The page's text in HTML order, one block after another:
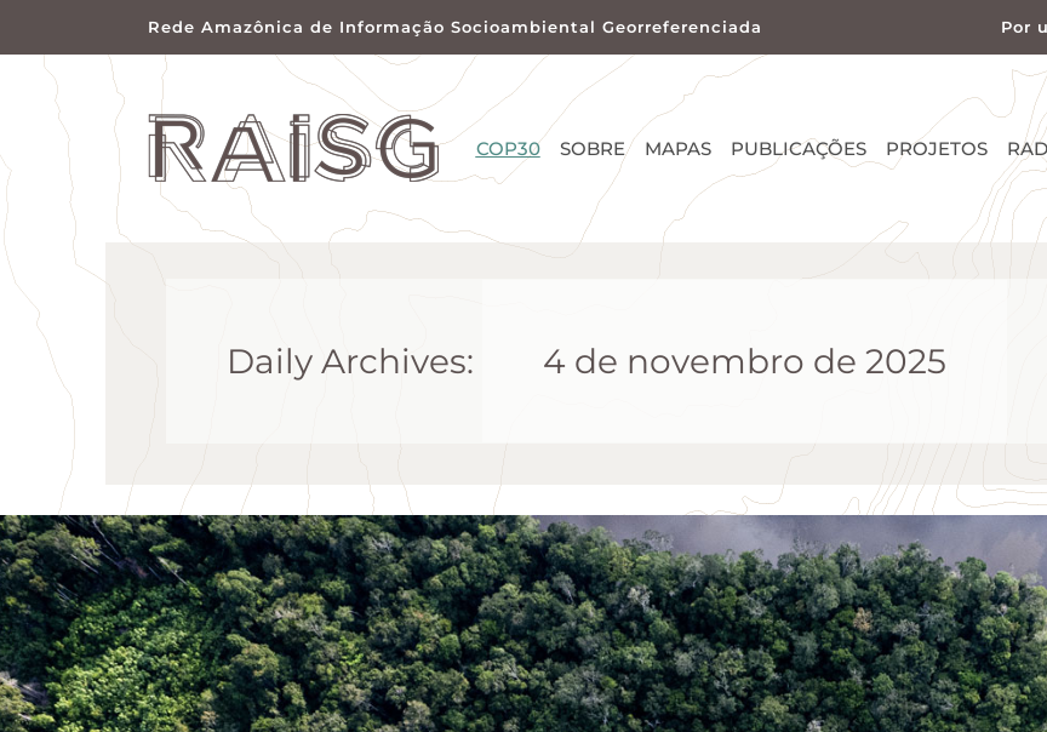
Rede Amazônica de Informação Socioambiental Georreferenciada Por
COP30 SOBRE MAPAS PUBLICAÇÕES PROJETOS
Daily Archives: 4 de novembro de 2025